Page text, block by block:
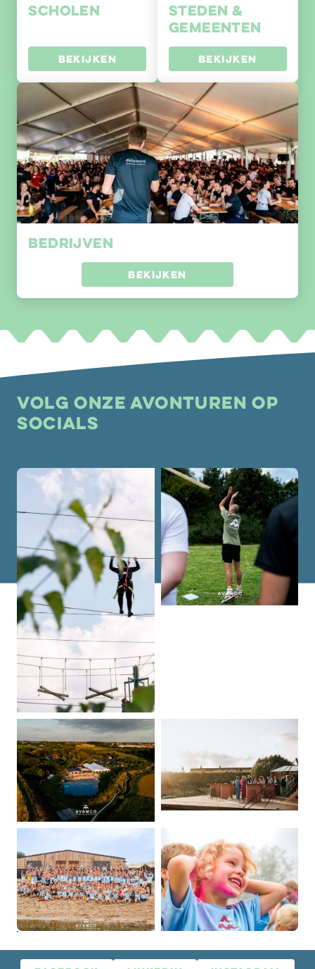
Bedrijven
BEKIJKEN
Scholen
BEKIJKEN
Steden &
gemeenten
BEKIJKEN
Volg onze avonturen op
socials